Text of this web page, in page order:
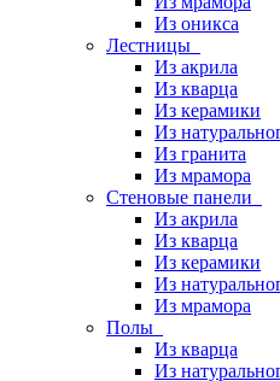
Из оникса
Лестницы
Из акрила
Из кварца
Из керамики
Из
Из гранита
Из мрамора
Стеновые панели
Из акрила
Из кварца
Из керамики
Из
Из мрамора
Полы
Из кварца
Из